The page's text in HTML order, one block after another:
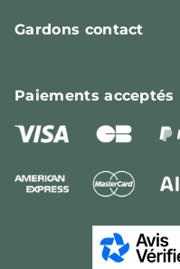
Gardons contact
Paiementsacceptés